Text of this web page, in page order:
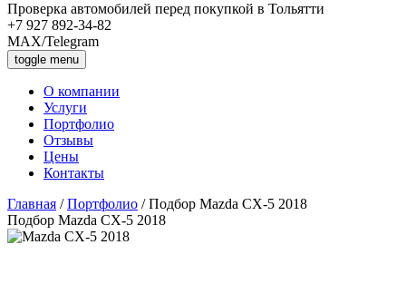
Проверка автомобилей перед покупкой в Тольятти
+7 927 892-34-82
MAX/Telegram
toggle menu
О компании
Услуги
Портфолио
Отзывы
Цены
Контакты
Главная /Портфолио /Подбор Mazda CX-5 2018
Подбор Mazda CX-5 2018